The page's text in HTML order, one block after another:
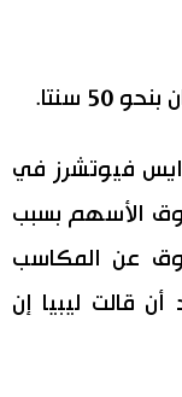
سنتا.
فيوتشرز في
الأسهم بسبب
عن المكاسب
قالت ليبيا إن